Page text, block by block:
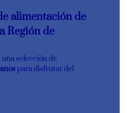
alimentación de
Región de
selección de
para disfrutar del